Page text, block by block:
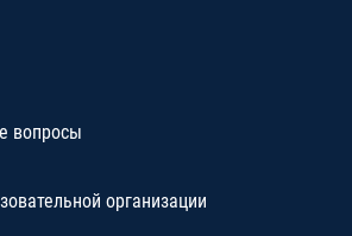
вопросы
организации